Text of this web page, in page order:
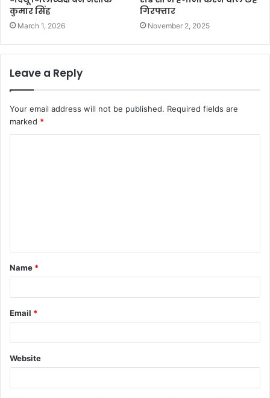
कुमार सिंह
March 1, 2026
गिरफ्तार
November 2, 2025
Leave a Reply
Your email address will not be published. Required fields are
marked *
Name *
Email *
Website